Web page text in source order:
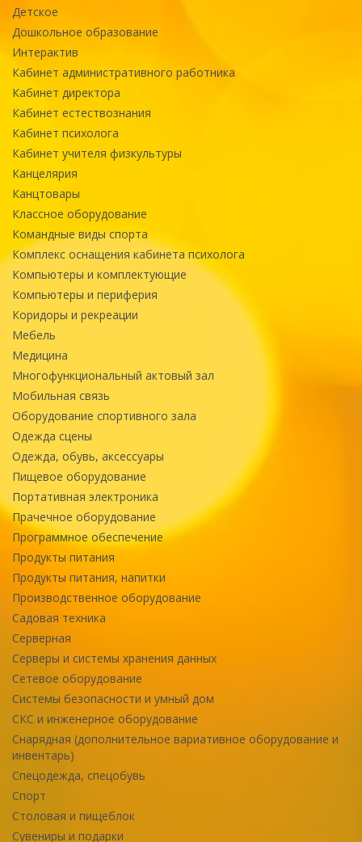
Детское
Дошкольное образование
Интерактив
Кабинет административного работника
Кабинет директора
Кабинет естествознания
Кабинет психолога
Кабинет учителя физкультуры
Канцелярия
Канцтовары
Классное оборудование
Командные виды спорта
Комплекс оснащения кабинета психолога
Компьютеры и комплектующие
Компьютеры и периферия
Коридоры и рекреации
Мебель
Медицина
Многофункциональный актовый зал
Мобильная связь
Оборудование спортивного зала
Одежда сцены
Одежда, обувь, аксессуары
Пищевое оборудование
Портативная электроника
Прачечное оборудование
Программное обеспечение
Продукты питания
Продукты питания, напитки
Производственное оборудование
Садовая техника
Серверная
Серверы и системы хранения данных
Сетевое оборудование
Системы безопасности и умный дом
СКС и инженерное оборудование
Снарядная (дополнительное вариативное оборудование и
инвентарь)
Спецодежда, спецобувь
Спорт
Столовая и пищеблок
Сувениры и подарки